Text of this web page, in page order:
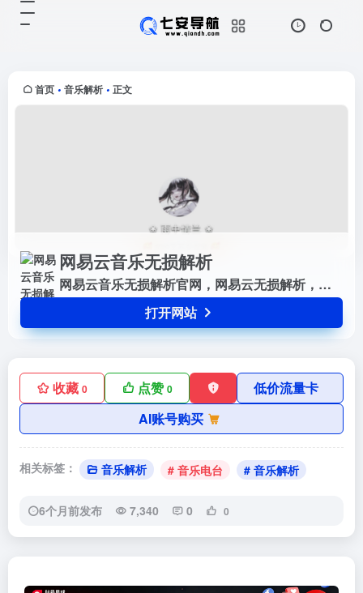
首页 • 音乐解析 • 正文
网易云音乐无损解析
网易云音乐无损解析官网，网易云无损解析，提供简单方便的无损解析下载服务。
打开网站
收藏 0 点赞0
低价流量卡
AI账号购买
相关标签： 音乐解析 # 音乐电台 # 音乐解析
6个月前发布 7,340 0 0
载服务。